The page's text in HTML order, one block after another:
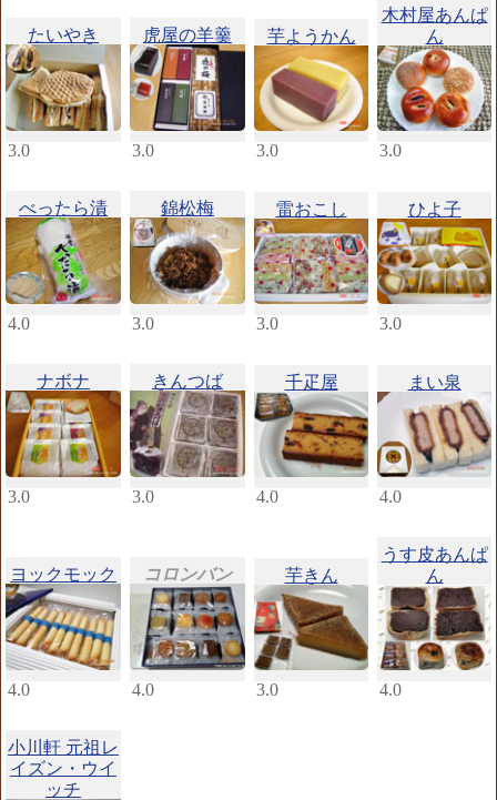
たいやき
3.0
虎屋の羊羹
3.0
芋ようかん
3.0
木村屋あんぱ
ん
3.0
べったら漬
4.0
錦松梅
3.0
雷おこし
3.0
ひよ子
3.0
ナボナ
3.0
きんつば
3.0
千疋屋
4.0
まい泉
4.0
ヨックモック
4.0
コロンバン
4.0
芋きん
3.0
うす皮あんぱ
ん
4.0
小川軒 元祖レ
イズン・ウイ
ッチ